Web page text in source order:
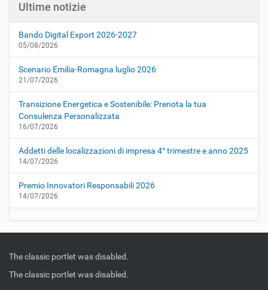
Ultime notizie
Bando Digital Export 2026-2027
05/08/2026
Scenario Emilia-Romagna luglio 2026
21/07/2026
Transizione Energetica e Sostenibile: Prenota la tua
Consulenza Personalizzata
16/07/2026
Addetti delle localizzazioni di impresa 4° trimestre e anno 2025
14/07/2026
Premio Innovatori Responsabili 2026
14/07/2026
The classic portlet was disabled.
The classic portlet was disabled.